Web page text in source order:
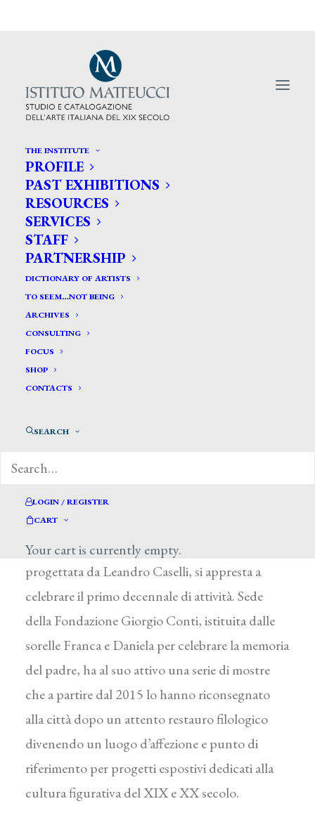
THE INSTITUTE
PROFILE
PAST EXHIBITIONS
RESOURCES
SERVICES
STAFF
PARTNERSHIP
DICTIONARY OF ARTISTS
TO SEEM…NOT BEING
ARCHIVES
CONSULTING
FOCUS
SHOP
CONTACTS
SEARCH
LOGIN / REGISTER
CART
Your cart is currently empty.
L’eterno gioco dell’arte.
A Palazzo Cucchiari di Carrara una mostra
nel periodo compreso tra la corrente
realista e le due guerre.
Inseritasi a pieno titolo nei circuiti espositivi
nazionali ed internazionali, Palazzo Cucchiari a
Carrara, sontuosa residenza ottocentesca
progettata da Leandro Caselli, si appresta a
celebrare il primo decennale di attività. Sede
della Fondazione Giorgio Conti, istituita dalle
sorelle Franca e Daniela per celebrare la memoria
del padre, ha al suo attivo una serie di mostre
che a partire dal 2015 lo hanno riconsegnato
alla città dopo un attento restauro filologico
divenendo un luogo d’affezione e punto di
riferimento per progetti espostivi dedicati alla
cultura figurativa del XIX e XX secolo.